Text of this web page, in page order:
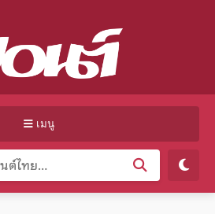
เมนู